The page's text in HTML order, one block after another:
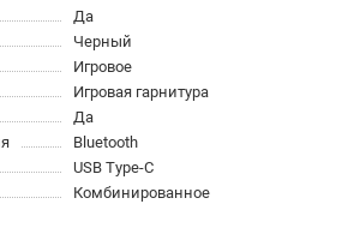
Да
Черный
Игровое
Игровая гарнитура
Да
Bluetooth
USB Type-C
Комбинированное